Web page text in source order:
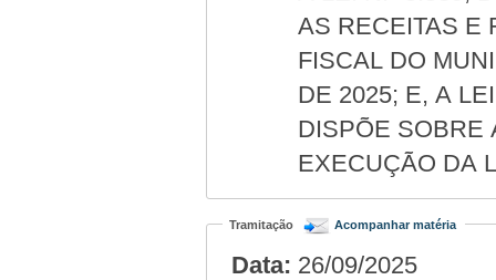
AS RECEITAS E
FISCAL DO
DE 2025; E, A
DISPÕE SOBRE
EXECUÇÃO DA
Tramitação Acompanhar matéria
Data: 26/09/2025